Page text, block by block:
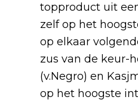
topproduct uit
zelf op het
op elkaar
zus van de keur-
(v.Negro) en
op het hoogste